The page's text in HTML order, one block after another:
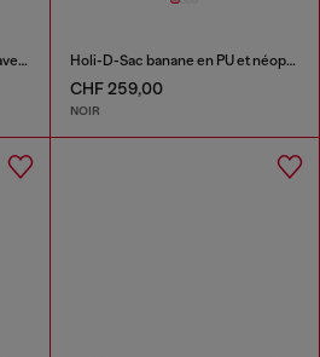
D-Pack - Sac banane en nylon avec logo emblème Holi-D-Sac banane en PU et néoprène
CHF 259,00
NOIR